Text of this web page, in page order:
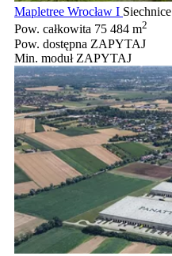
Mapletree Wrocław I Siechnice
Pow. całkowita 75 484 m2
Pow. dostępna ZAPYTAJ
Min. moduł ZAPYTAJ